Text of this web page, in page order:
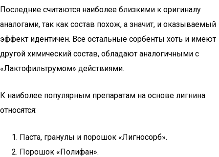
Последние считаются наиболее близкими к оригиналу
аналогами, так как состав похож, а значит, и оказываемый
эффект идентичен. Все остальные сорбенты хоть и имеют
другой химический состав, обладают аналогичными с
«Лактофильтрумом» действиями.
К наиболее популярным препаратам на основе лигнина
относятся:
Паста, гранулы и порошок «Лигносорб».
Порошок «Полифан».